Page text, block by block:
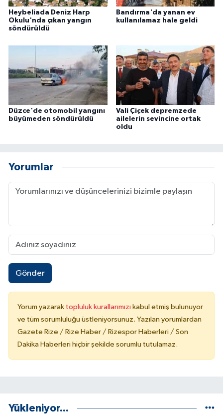
Heybeliada Deniz Harp
Okulu'nda çıkan yangın
söndürüldü
Bandırma'da yanan ev
kullanılamaz hale geldi
Düzce'de otomobil yangını
büyümeden söndürüldü
Vali Çiçek depremzede
ailelerin sevincine ortak
oldu
Yorumlar
Gönder
Yorum yazarak topluluk kurallarımızı kabul etmiş bulunuyor
ve tüm sorumluluğu üstleniyorsunuz. Yazılan yorumlardan
Gazete Rize / Rize Haber / Rizespor Haberleri / Son
Dakika Haberleri hiçbir şekilde sorumlu tutulamaz.
Yükleniyor...